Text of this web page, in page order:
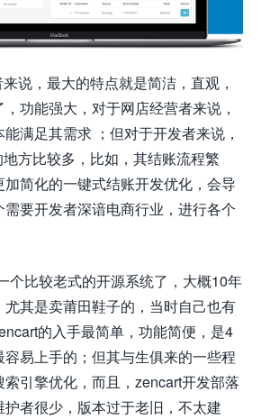
说，最大的特点就是简洁，直观，
功能强大，对于网店经营者来说，
满足其需求 ；但对于开发者来说，
方比较多，比如，其结账流程繁
简化的一键式结账开发优化，会导
要开发者深谙电商行业，进行各个
个比较老式的开源系统了，大概10年
其是卖莆田鞋子的，当时自己也有
的入手最简单，功能简便，是4
易上手的；但其与生俱来的一些程
引擎优化，而且，zencart开发部落
者很少，版本过于老旧，不太建